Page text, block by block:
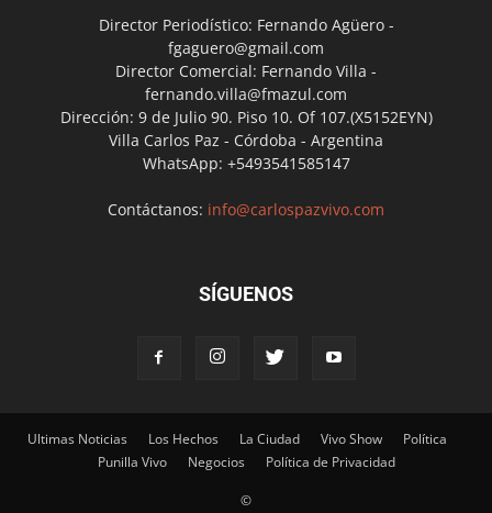
Director Periodístico: Fernando Agüero -
fgaguero@gmail.com
Director Comercial: Fernando Villa -
fernando.villa@fmazul.com
Dirección: 9 de Julio 90. Piso 10. Of 107.(X5152EYN)
Villa Carlos Paz - Córdoba - Argentina
WhatsApp: +5493541585147
Contáctanos: info@carlospazvivo.com
SÍGUENOS
Ultimas Noticias Los Hechos La Ciudad Vivo Show
Política
Punilla Vivo
Negocios Política de Privacidad
©